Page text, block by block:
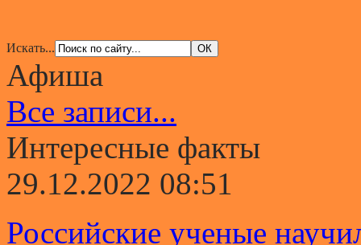
Искать...
Афиша
Все записи...
Интересные факты
29.12.2022 08:51
Российские ученые